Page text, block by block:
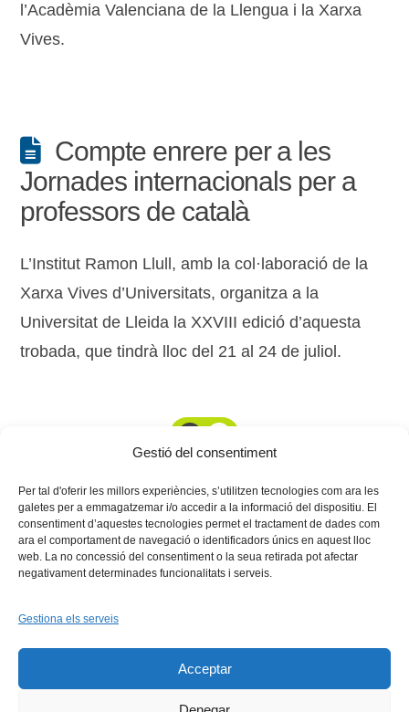
Gestió del consentiment
Per tal d'oferir les millors experiències, s’utilitzen tecnologies com ara les
galetes per a emmagatzemar i/o accedir a la informació del dispositiu. El
consentiment d’aquestes tecnologies permet el tractament de dades com
ara el comportament de navegació o identificadors únics en aquest lloc
web. La no concessió del consentiment o la seua retirada pot afectar
negativament determinades funcionalitats i serveis.
Gestiona els serveis
Acceptar
l’Acadèmia Valenciana de la Llengua i la Xarxa
Vives.
Compte enrere per a les
Jornades internacionals per a
professors de català
L’Institut Ramon Llull, amb la col·laboració de la
Xarxa Vives d’Universitats, organitza a la
Universitat de Lleida la XXVIII edició d’aquesta
trobada, que tindrà lloc del 21 al 24 de juliol.
Instagram
Flickr
INICI QUI SOM
PROGRAMES
DESENVOLUPAMENT SOSTENIBLE